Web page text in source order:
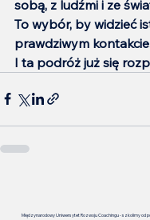
sobą, z ludźmi i ze
To wybór, by widzieć
prawdziwym
I ta podróż już się
Międzynarodowy Uniwersytet Rozwoju Coachingu - szkolimy od